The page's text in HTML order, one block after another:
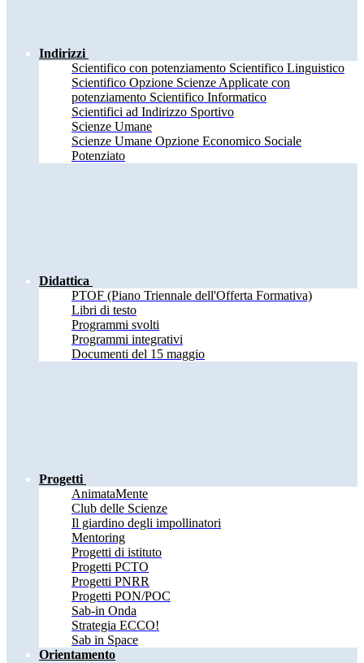
Indirizzi
Scientifico con potenziamento Scientifico Linguistico
Scientifico Opzione Scienze Applicate con
potenziamento Scientifico Informatico
Scientifici ad Indirizzo Sportivo
Scienze Umane
Scienze Umane Opzione Economico Sociale
Potenziato
Didattica
PTOF (Piano Triennale dell'Offerta Formativa)
Libri di testo
Programmi svolti
Programmi integrativi
Documenti del 15 maggio
Progetti
AnimataMente
Club delle Scienze
Il giardino degli impollinatori
Mentoring
Progetti di istituto
Progetti PCTO
Progetti PNRR
Progetti PON/POC
Sab-in Onda
Strategia ECCO!
Sab in Space
Orientamento